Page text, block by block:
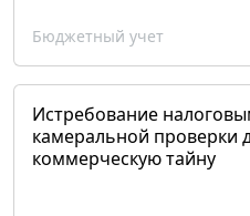
Бюджетный учет
Истребование
камеральной проверки
коммерческую тайну